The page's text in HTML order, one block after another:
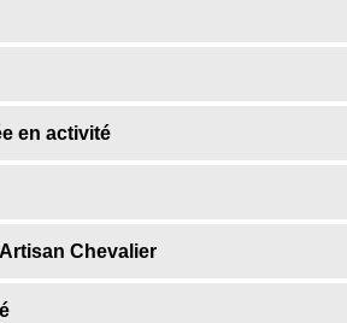
en activité
Chevalier